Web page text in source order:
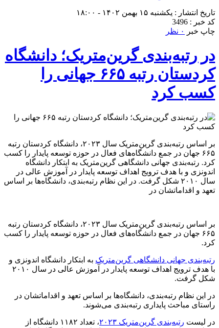
تاریخ انتشار : یکشنبه ۱۵ بهمن ۱۴۰۲ - ۱۸:۰۰
کد خبر : 3496
چاپ خبر
۰ نظر
در رتبه‌بندی گرین‌متریک؛ دانشگاه
کردستان رتبه ۶۶۵ جهانی را
کسب کرد
بر اساس رتبه‌بندی گرین‌متریک سال ۲۰۲۳، دانشگاه کردستان رتبه
۶۶۵ جهان در جمع دانشگاه‌های فعال در حوزه توسعه پایدار را کسب
کرد. رتبه‌بندی جهانی دانشگاهی گرین‌متریک به ابتکار دانشگاه
اندونزی و با هدف ترویج اهداف توسعه پایدار در آموزش عالی در
سال ۲۰۱۰ شکل گرفت. در این نظام رتبه‌بندی، دانشگاه‌ها بر اساس
تعهد و اقداماتشان در
بر اساس رتبه‌بندی گرین‌متریک سال ۲۰۲۳، دانشگاه کردستان رتبه
۶۶۵ جهان در جمع دانشگاه‌های فعال در حوزه توسعه پایدار را کسب
کرد.
رتبه‌بندی جهانی دانشگاهی گرین‌متریک به ابتکار دانشگاه اندونزی و
با هدف ترویج اهداف توسعه پایدار در آموزش عالی در سال ۲۰۱۰
شکل گرفت.
در این نظام رتبه‌بندی، دانشگاه‌ها بر اساس تعهد و اقداماتشان در
راستای مباحث پایداری رتبه‌بندی می‌شوند.
در لیست رتبه‌بندی گرین‌متریک ۲۰۲۳
، تعداد ۱۱۸۲ دانشگاه از